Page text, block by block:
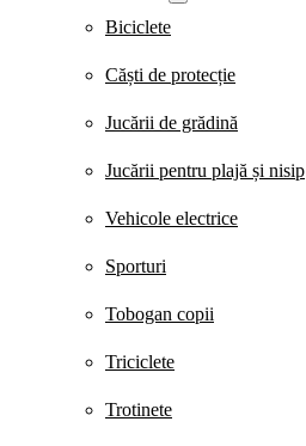
Biciclete
Căști de protecție
Jucării de grădină
Jucării pentru plajă și nisip
Vehicole electrice
Sporturi
Tobogan copii
Triciclete
Trotinete